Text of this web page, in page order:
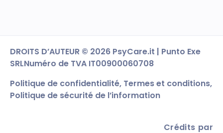
DROITS D’AUTEUR © 2026 PsyCare.it | Punto Exe
SRLNuméro de TVA IT00900060708
Politique de confidentialité, Termes et conditions,
Politique de sécurité de l’information
Crédits par